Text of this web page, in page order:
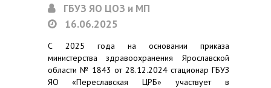
ГБУЗ ЯО ЦОЗ и МП
16.06.2025
С 2025 года на основании приказа
министерства здравоохранения Ярославской
области № 1843 от 28.12.2024 стационар ГБУЗ
ЯО «Переславская ЦРБ» участвует в